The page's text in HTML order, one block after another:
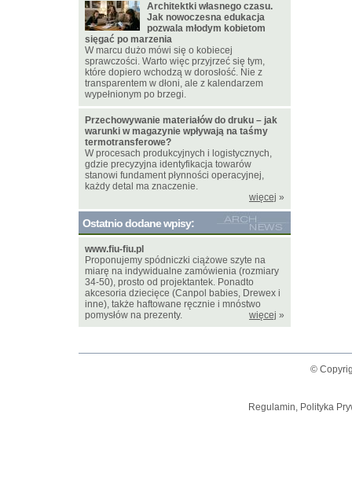
Architektki własnego czasu.
Jak nowoczesna edukacja
pozwala młodym kobietom
sięgać po marzenia
W marcu dużo mówi się o kobiecej
sprawczości. Warto więc przyjrzeć się tym,
które dopiero wchodzą w dorosłość. Nie z
transparentem w dłoni, ale z kalendarzem
wypełnionym po brzegi.
Przechowywanie materiałów do druku – jak
warunki w magazynie wpływają na taśmy
termotransferowe?
W procesach produkcyjnych i logistycznych,
gdzie precyzyjna identyfikacja towarów
stanowi fundament płynności operacyjnej,
każdy detal ma znaczenie.
więcej »
Ostatnio dodane wpisy:
www.fiu-fiu.pl
Proponujemy spódniczki ciążowe szyte na
miarę na indywidualne zamówienia (rozmiary
34-50), prosto od projektantek. Ponadto
akcesoria dziecięce (Canpol babies, Drewex i
inne), także haftowane ręcznie i mnóstwo
pomysłów na prezenty.
więcej »
©
Regulamin, Polityka